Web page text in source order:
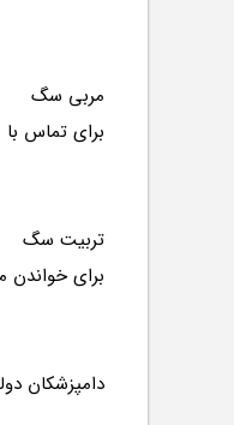
مربی سگ
برای تماس با
تربیت سگ
برای